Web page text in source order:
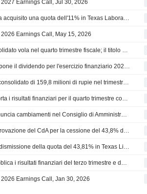
Earnings Call, Jul 30, 2026
Un acquirente non dichiarato ha acquisito una quota dell'11% in Texas Laboratories da Hester Biosciences Limited (BSE:524669) per 23 Mio INR.
Earnings Call, May 15, 2026
Hester Biosciences: l'utile consolidato vola nel quarto trimestre fiscale; il titolo balza del 10%
Hester Biosciences Limited propone il dividendo per l'esercizio finanziario 2025-26
Hester Biosciences: utile netto consolidato di 159,8 milioni di rupie nel trimestre di marzo
Hester Biosciences Limited riporta i risultati finanziari per il quarto trimestre conclusosi il 31 marzo 2026
Hester Biosciences Limited annuncia cambiamenti nel Consiglio di Amministrazione con decorrenza dal 12 maggio 2026
Hester Biosciences riceve l'approvazione del CdA per la cessione del 43,8% della controllata; azioni in rialzo del 3%
Hester Biosciences approva la dismissione della quota del 43,81% in Texas Lifesciences
Hester Biosciences Limited pubblica i risultati finanziari del terzo trimestre e dei nove mesi conclusi al 31 dicembre 2025
Earnings Call, Jan 30, 2026